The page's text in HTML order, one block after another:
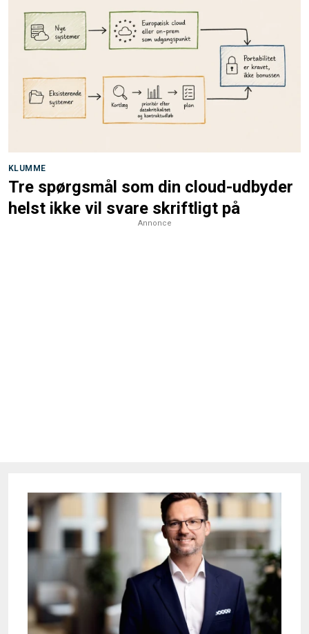
KLUMME
Tre spørgsmål som din cloud-udbyder
helst ikke vil svare skriftligt på
Annonce